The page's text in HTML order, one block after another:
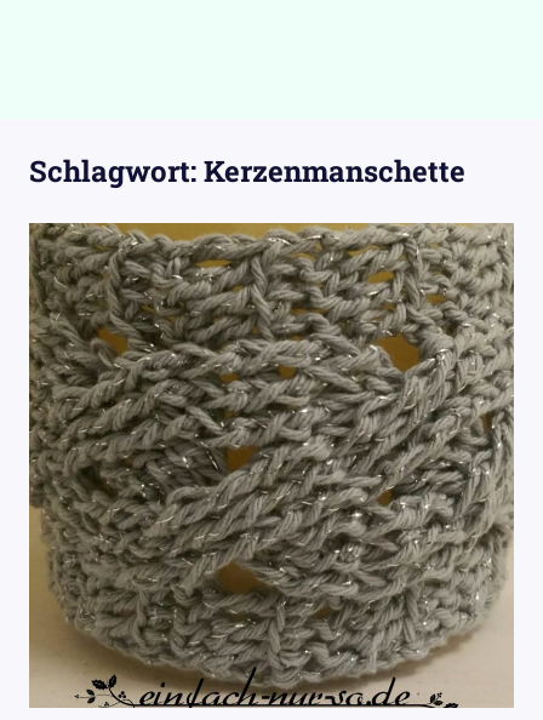
Schlagwort:Kerzenmanschette